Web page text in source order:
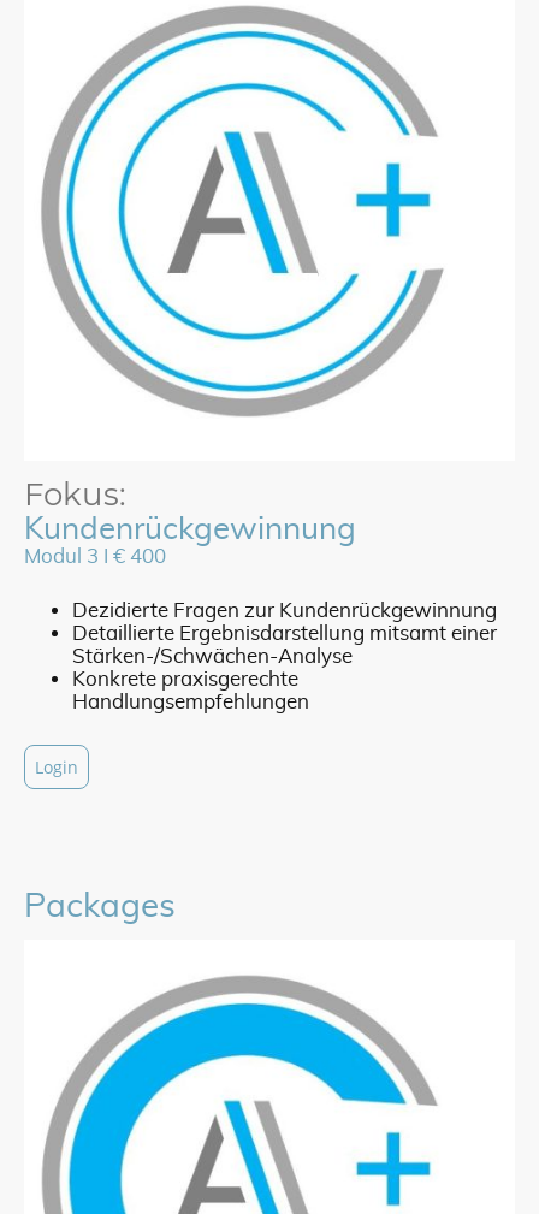
Fokus:
Kundenrückgewinnung
Modul 3 I € 400
Dezidierte Fragen zur Kundenrückgewinnung
Detaillierte Ergebnisdarstellung mitsamt einer
Stärken-/Schwächen-Analyse
Konkrete praxisgerechte
Handlungsempfehlungen
Login
Packages